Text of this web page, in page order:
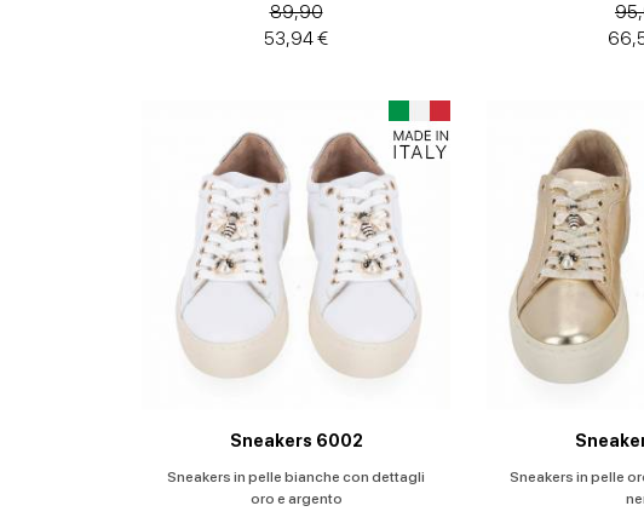
89,90
53,94 €
Sneakers 6002
Sneakers in pelle bianche con dettagli
oro e argento
Sneakers in pelle